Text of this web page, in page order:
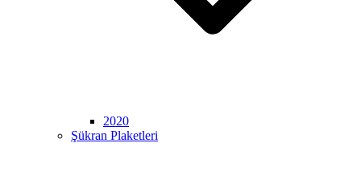
2020
Şükran Plaketleri